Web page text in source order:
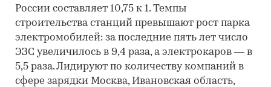
России составляет 10,75 к 1. Темпы
строительства станций превышают рост парка
электромобилей: за последние пять лет число
ЭЗС увеличилось в 9,4 раза, а электрокаров — в
5,5 раза. Лидируют по количеству компаний в
сфере зарядки Москва, Ивановская область,